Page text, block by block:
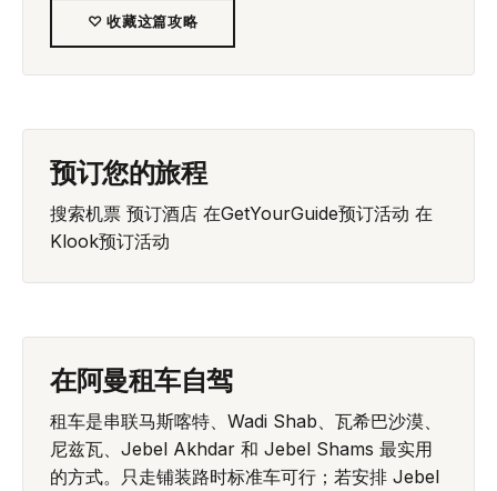
♡ 收藏这篇攻略
预订您的旅程
搜索机票 预订酒店 在GetYourGuide预订活动 在
Klook预订活动
在阿曼租车自驾
租车是串联马斯喀特、Wadi Shab、瓦希巴沙漠、
尼兹瓦、Jebel Akhdar 和 Jebel Shams 最实用
的方式。只走铺装路时标准车可行；若安排 Jebel